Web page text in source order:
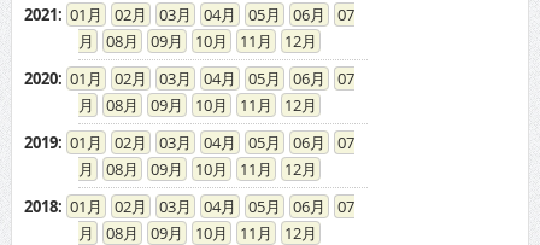
2021: 01 02 03 04 05 06
07
08
09 10 11
12
2020: 01 02 03 04 05 06
07
08
09 10 11
12
2019: 01 02 03 04 05 06
07
08
09 10 11
12
2018: 01 02 03 04 05 06
07
08
09 10 11
12